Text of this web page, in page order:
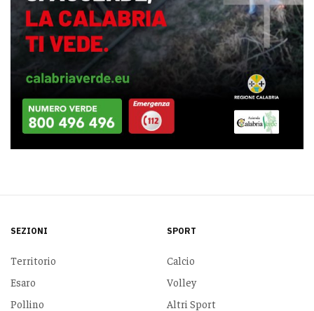
SEZIONI
Territorio
Esaro
Pollino
SPORT
Calcio
Volley
Altri Sport